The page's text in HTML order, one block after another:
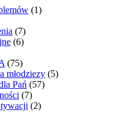
(1)
(7)
(6)
(75)
młodziezy (5)
Pań (57)
(7)
(2)